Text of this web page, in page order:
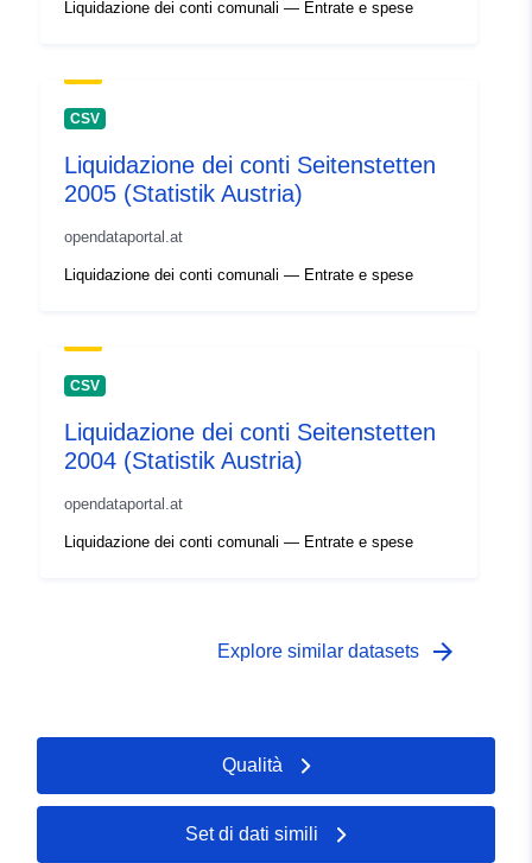
Liquidazione dei conti comunali — Entrate e spese
CSV
Liquidazione dei conti Seitenstetten
2005 (Statistik Austria)
opendataportal.at
Liquidazione dei conti comunali — Entrate e spese
CSV
Liquidazione dei conti Seitenstetten
2004 (Statistik Austria)
opendataportal.at
Liquidazione dei conti comunali — Entrate e spese
Explore similar datasets arrow_forward
Qualità
Set di dati simili